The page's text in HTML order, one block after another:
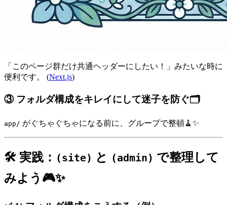
「このページ群だけ共通ヘッダーにしたい！」みたいな時に
便利です。 (Next.js)
③ フォルダ構成をキレイにして迷子を防ぐ🗂️
app/ がぐちゃぐちゃになる前に、グループで整頓🧹✨
🛠️ 実践： (site) と (admin) で整理して
みよう🎮✨